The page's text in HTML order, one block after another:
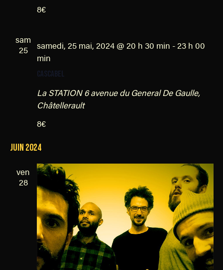
v
s
É
e
m
e
n
t
s
8€
sam
25
CASCABEL
samedi, 25 mai, 2024 @ 20 h 30 min -23 h 00
min
La STATION6 avenue du General De Gaulle,
Châtellerault
8€
juin 2024
ven
28